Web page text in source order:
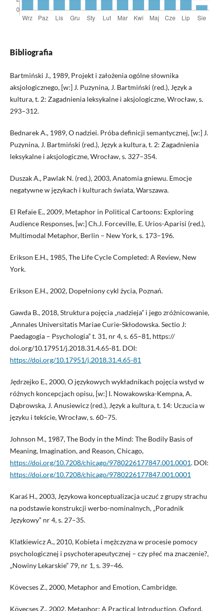
Bibliografia
Bartmiński J., 1989, Projekt i założenia ogólne słownika
aksjologicznego, [w:] J. Puzynina, J. Bartmiński (red.), Język a
kultura, t. 2: Zagadnienia leksykalne i aksjologiczne, Wrocław, s.
293–312.
Bednarek A., 1989, O nadziei. Próba definicji semantycznej, [w:] J.
Puzynina, J. Bartmiński (red.), Język a kultura, t. 2: Zagadnienia
leksykalne i aksjologiczne, Wrocław, s. 327–354.
Duszak A., Pawlak N. (red.), 2003, Anatomia gniewu. Emocje
negatywne w językach i kulturach świata, Warszawa.
El Refaie E., 2009, Metaphor in Political Cartoons: Exploring
Audience Responses, [w:] Ch.J. Forceville, E. Urios-Aparisi (red.),
Multimodal Metaphor, Berlin – New York, s. 173–196.
Erikson E.H., 1985, The Life Cycle Completed: A Review, New
York.
Erikson E.H., 2002, Dopełniony cykl życia, Poznań.
Gawda B., 2018, Struktura pojęcia „nadzieja” i jego zróżnicowanie,
„Annales Universitatis Mariae Curie-Skłodowska. Sectio J:
Paedagogia – Psychologia” t. 31, nr 4, s. 65–81, https://
doi.org/10.17951/j.2018.31.4.65-81. DOI:
https://doi.org/10.17951/j.2018.31.4.65-81
Jędrzejko E., 2000, O językowych wykładnikach pojęcia wstyd w
różnych koncepcjach opisu, [w:] I. Nowakowska-Kempna, A.
Dąbrowska, J. Anusiewicz (red.), Język a kultura, t. 14: Uczucia w
języku i tekście, Wrocław, s. 60–75.
Johnson M., 1987, The Body in the Mind: The Bodily Basis of
Meaning, Imagination, and Reason, Chicago,
https://doi.org/10.7208/chicago/9780226177847.001.0001. DOI:
https://doi.org/10.7208/chicago/9780226177847.001.0001
Karaś H., 2003, Językowa konceptualizacja uczuć z grupy strachu
na podstawie konstrukcji werbo-nominalnych, „Poradnik
Językowy” nr 4, s. 27–35.
Klatkiewicz A., 2010, Kobieta i mężczyzna w procesie pomocy
psychologicznej i psychoterapeutycznej – czy płeć ma znaczenie?,
„Nowiny Lekarskie” 79, nr 1, s. 39–46.
Kövecses Z., 2000, Metaphor and Emotion, Cambridge.
Kövecses Z., 2002, Metaphor: A Practical Introduction, Oxford.